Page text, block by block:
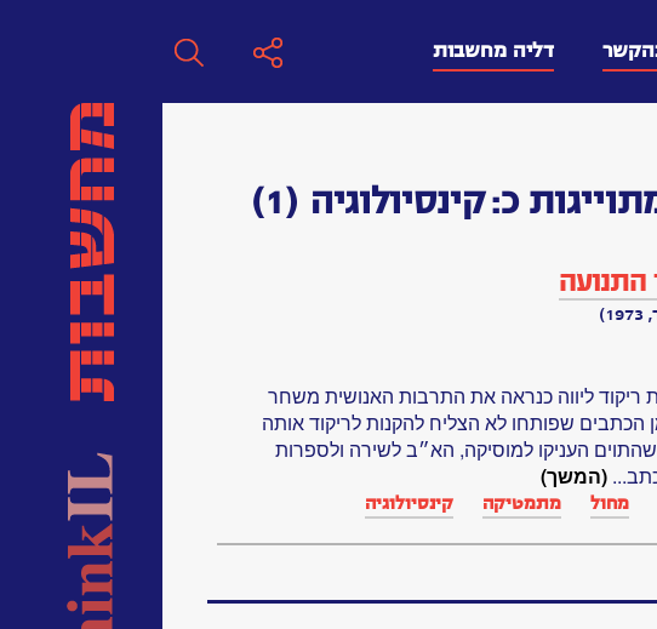
דליה מחשבות
כ:קינסיולוגיה (1)
התנועה
ריקוד ליווה כנראה את התרבות האנושית משחר
הכתבים שפותחו לא הצליח להקנות לריקוד אותה
שהתוים העניקו למוסיקה, הא״ב לשירה ולספרות
(המשך)
מחול מתמטיקה קינסיולוגיה